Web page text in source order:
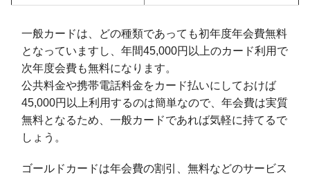
一般カードは、どの種類であっても初年度年会費無料
となっていますし、年間45,000円以上のカード利用で
次年度会費も無料になります。
公共料金や携帯電話料金をカード払いにしておけば
45,000円以上利用するのは簡単なので、年会費は実質
無料となるため、一般カードであれば気軽に持てるで
しょう。
ゴールドカードは年会費の割引、無料などのサービス